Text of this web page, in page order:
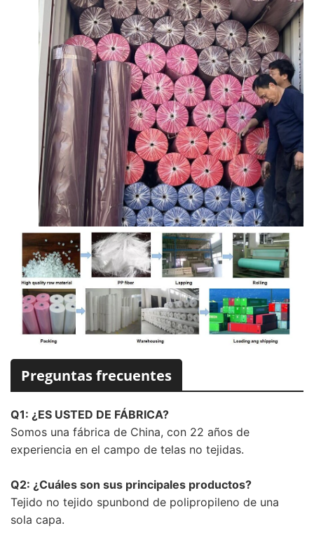
Preguntas frecuentes
Q1: ¿ES USTED DE FÁBRICA?
Somos una fábrica de China, con 22 años de
experiencia en el campo de telas no tejidas.
Q2: ¿Cuáles son sus principales productos?
Tejido no tejido spunbond de polipropileno de una
sola capa.